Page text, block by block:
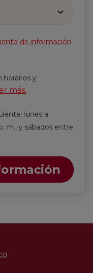
de tratamiento de
de información
horarios y
más.
lunes a
m., y sábados entre